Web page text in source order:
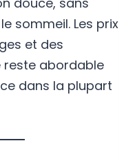
sommeil. Les prix
et des
reste abordable
dans la plupart